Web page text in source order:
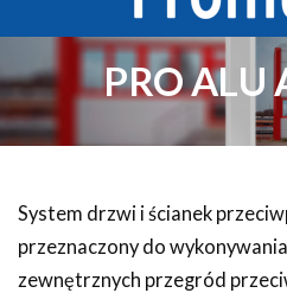
PRO ALU
System drzwi i ścianek
przeznaczony do
zewnętrznych przegród